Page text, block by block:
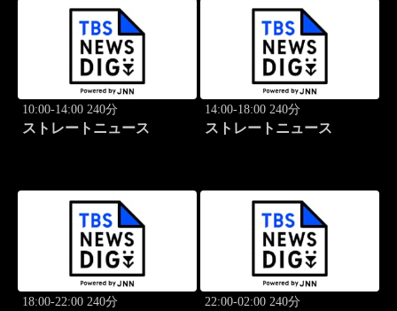
10:00-14:00 240分
ストレートニュース
14:00-18:00 240分
ストレートニュース
18:00-22:00 240分 22:00-02:00 240分